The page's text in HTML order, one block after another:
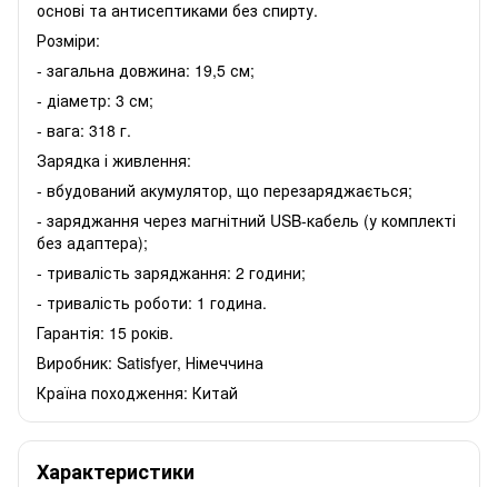
основі та антисептиками без спирту.
Розміри:
- загальна довжина: 19,5 см;
- діаметр: 3 см;
- вага: 318 г.
Зарядка і живлення:
- вбудований акумулятор, що перезаряджається;
- заряджання через магнітний USB-кабель (у комплекті
без адаптера);
- тривалість заряджання: 2 години;
- тривалість роботи: 1 година.
Гарантія: 15 років.
Виробник: Satisfyer, Німеччина
Країна походження: Китай
Характеристики